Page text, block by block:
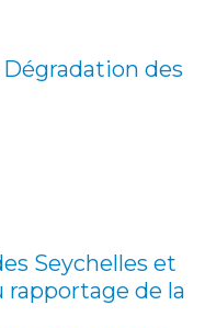
des
Seychelles et
rapportage de la